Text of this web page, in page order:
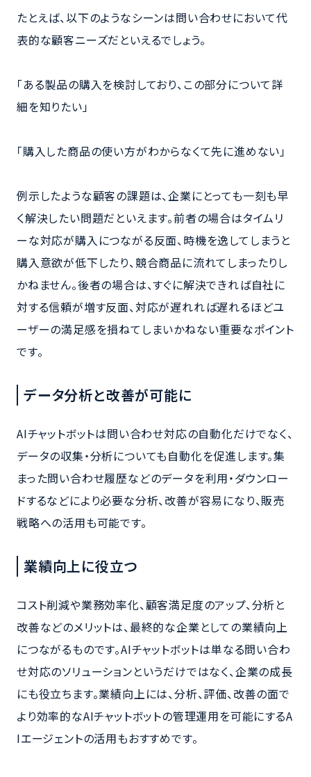
たとえば、以下のようなシーンは問い合わせにおいて代
表的な顧客ニーズだといえるでしょう。
「ある製品の購入を検討しており、この部分について詳
細を知りたい」
「購入した商品の使い方がわからなくて先に進めない」
例示したような顧客の課題は、企業にとっても一刻も早
く解決したい問題だといえます。前者の場合はタイムリ
ーな対応が購入につながる反面、時機を逸してしまうと
購入意欲が低下したり、競合商品に流れてしまったりし
かねません。後者の場合は、すぐに解決できれば自社に
対する信頼が増す反面、対応が遅れれば遅れるほどユ
ーザーの満足感を損ねてしまいかねない重要なポイント
です。
データ分析と改善が可能に
AIチャットボットは問い合わせ対応の自動化だけでなく、
データの収集・分析についても自動化を促進します。集
まった問い合わせ履歴などのデータを利用・ダウンロー
ドするなどにより必要な分析、改善が容易になり、販売
戦略への活用も可能です。
業績向上に役立つ
コスト削減や業務効率化、顧客満足度のアップ、分析と
改善などのメリットは、最終的な企業としての業績向上
につながるものです。AIチャットボットは単なる問い合わ
せ対応のソリューションというだけではなく、企業の成長
にも役立ちます。業績向上には、分析、評価、改善の面で
より効率的なAIチャットボットの管理運用を可能にするA
Iエージェントの活用もおすすめです。